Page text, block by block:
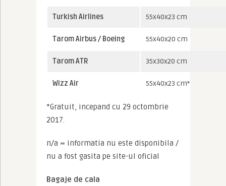
Turkish Airlines 55x40x23 cm
Tarom Airbus / Boeing 55x40x20 cm
Tarom ATR 35x30x20 cm
Wizz Air 55x40x23 cm*
*Gratuit, incepand cu 29 octombrie
2017.
n/a = informatia nu este disponibila /
nu a fost gasita pe site-ul oficial
Bagaje de cala